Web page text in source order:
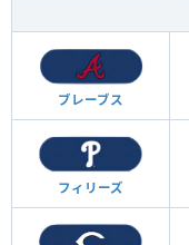
ブレーブス
フィリーズ